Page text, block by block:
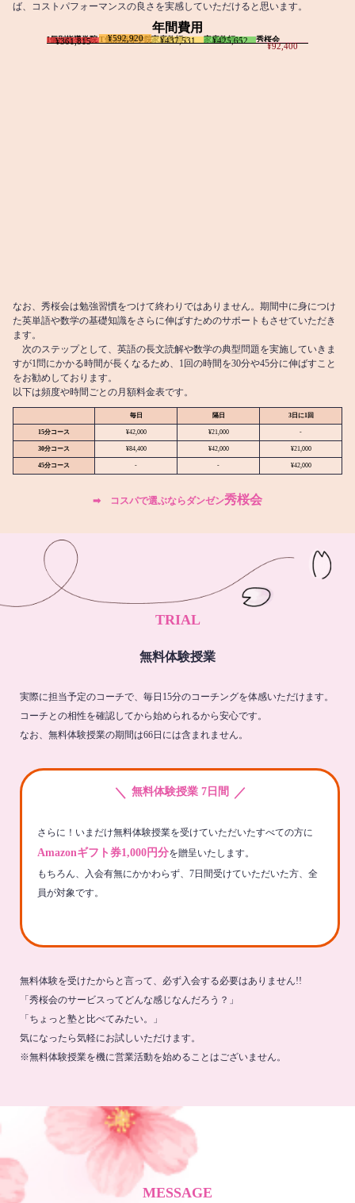
ば、コストパフォーマンスの良さを実感していただけると思います。
年間費用
I個別指導学院
¥361,815 T個別指導学院
¥592,920 家庭教師T
¥437,531 家庭教師M
¥425,652 秀桜会
¥92,400
なお、秀桜会は勉強習慣をつけて終わりではありません。期間中に身につけ
た英単語や数学の基礎知識をさらに伸ばすためのサポートもさせていただき
ます。
次のステップとして、英語の長文読解や数学の典型問題を実施していきま
すが1問にかかる時間が長くなるため、1回の時間を30分や45分に伸ばすこと
をお勧めしております。
以下は頻度や時間ごとの月額料金表です。
毎日 隔日 3日に1回
15分コース ¥42,000 ¥21,000 -
30分コース ¥84,400 ¥42,000 ¥21,000
45分コース - - ¥42,000
➡︎ コスパで選ぶならダンゼン秀桜会
TRIAL
無料体験授業
実際に担当予定のコーチで、毎日15分のコーチングを体感いただけます。
コーチとの相性を確認してから始められるから安心です。
なお、無料体験授業の期間は66日には含まれません。
＼ 無料体験授業 7日間 ／
さらに！いまだけ無料体験授業を受けていただいたすべての方に
Amazonギフト券1,000円分を贈呈いたします。
もちろん、入会有無にかかわらず、7日間受けていただいた方、全
員が対象です。
無料体験を受けたからと言って、必ず入会する必要はありません!!
「秀桜会のサービスってどんな感じなんだろう？」
「ちょっと塾と比べてみたい。」
気になったら気軽にお試しいただけます。
※無料体験授業を機に営業活動を始めることはございません。
MESSAGE